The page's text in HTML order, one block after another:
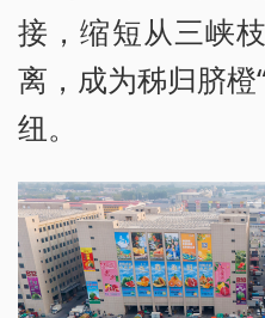
接，缩短从三峡
离，成为秭归脐橙
纽。